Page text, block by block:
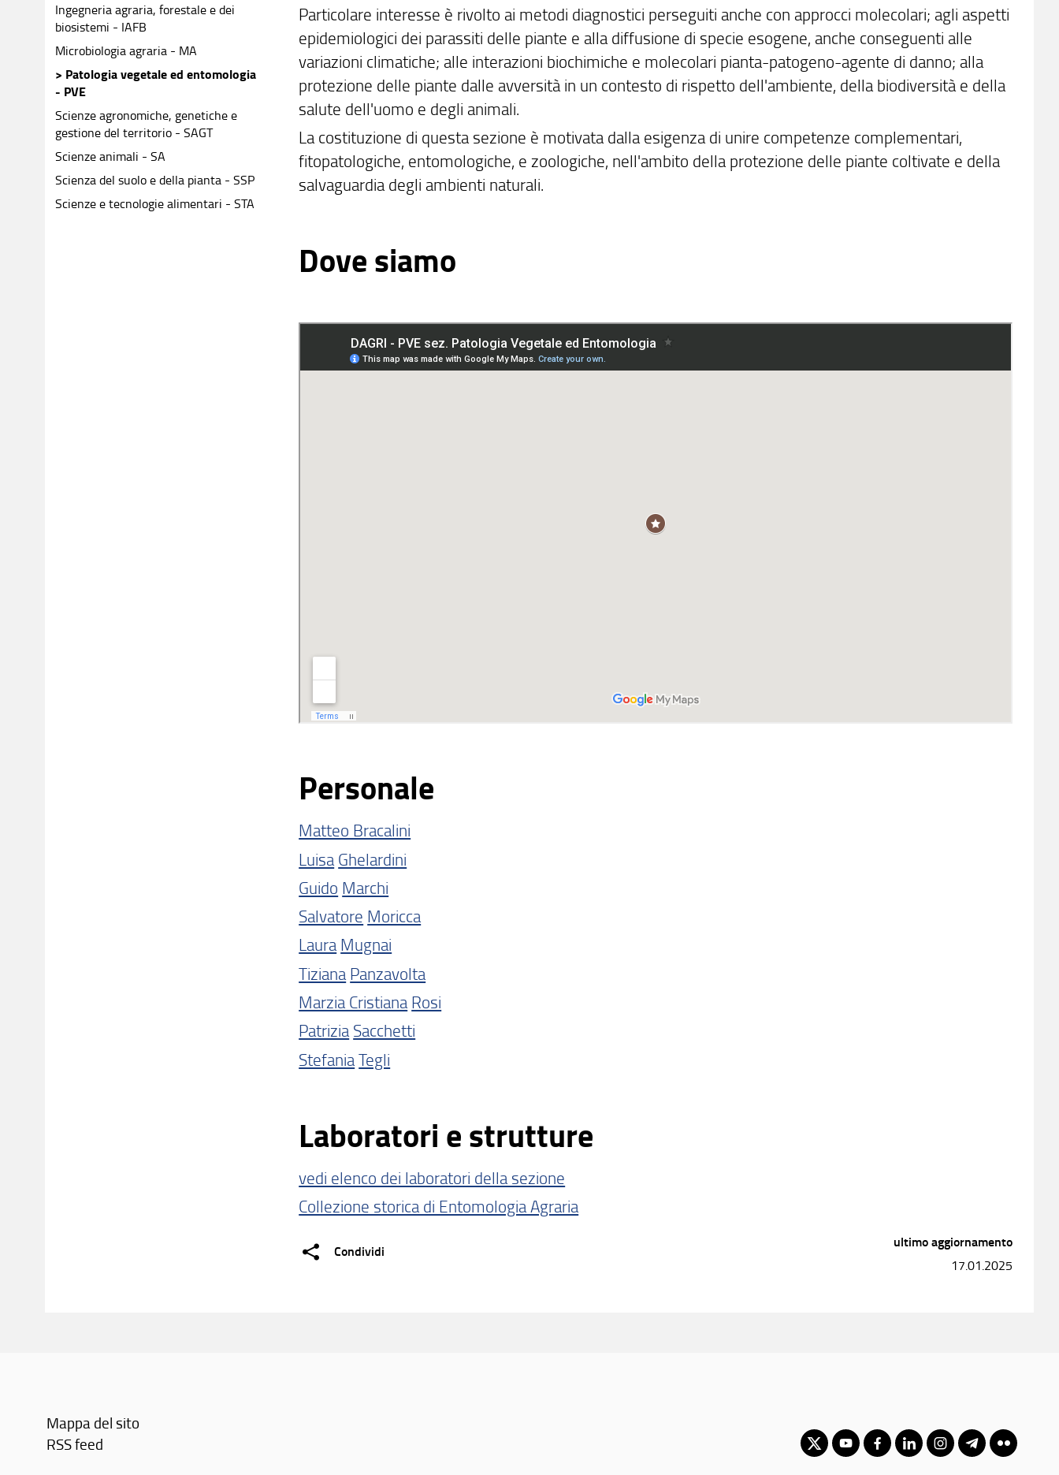
Particolare interesse è rivolto ai metodi diagnostici perseguiti anche con approcci molecolari; agli aspetti
epidemiologici dei parassiti delle piante e alla diffusione di specie esogene, anche conseguenti alle
variazioni climatiche; alle interazioni biochimiche e molecolari pianta-patogeno-agente di danno; alla
protezione delle piante dalle avversità in un contesto di rispetto dell'ambiente, della biodiversità e della
salute dell'uomo e degli animali.
La costituzione di questa sezione è motivata dalla esigenza di unire competenze complementari,
fitopatologiche, entomologiche, e zoologiche, nell'ambito della protezione delle piante coltivate e della
salvaguardia degli ambienti naturali.
Dove siamo
Personale
Matteo Bracalini
Luisa Ghelardini
Guido Marchi
Salvatore Moricca
Laura Mugnai
Tiziana Panzavolta
Marzia Cristiana Rosi
Patrizia Sacchetti
StefaniaTegli
Laboratori e strutture
vedi elenco dei laboratori della sezione
Collezione storica di Entomologia Agraria
Condividi
Ingegneria agraria, forestale e dei
biosistemi - IAFB
Microbiologia agraria - MA
> Patologia vegetale ed entomologia
- PVE
Scienze agronomiche, genetiche e
gestione del territorio - SAGT
Scienze animali - SA
Scienza del suolo e della pianta - SSP
Scienze e tecnologie alimentari - STA
ultimo aggiornamento
17.01.2025
Mappa del sito
RSS feed